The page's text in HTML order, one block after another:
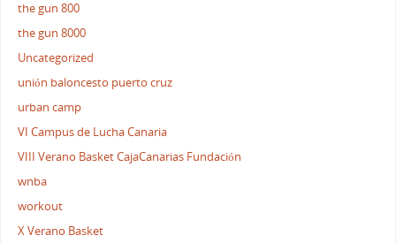
the gun 800
the gun 8000
Uncategorized
unión baloncesto puerto cruz
urban camp
VI Campus de Lucha Canaria
VIII Verano Basket CajaCanarias Fundación
wnba
workout
X Verano Basket